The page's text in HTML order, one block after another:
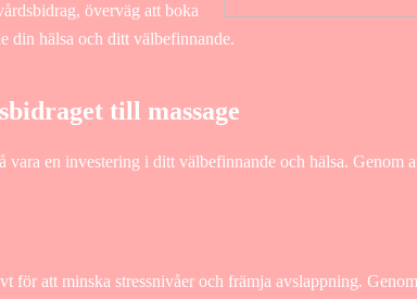
överväg att boka
din hälsa och ditt välbefinnande.
till massage
vara en investering i ditt välbefinnande och hälsa. Genom
för att minska stressnivåer och främja avslappning.